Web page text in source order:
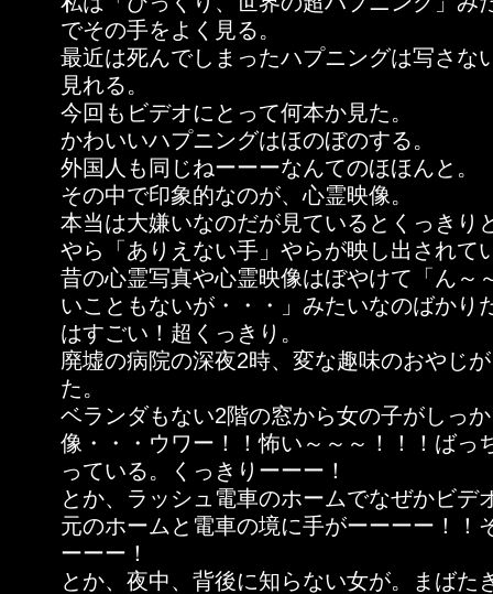
でその手をよく見る。
最近は死んでしまったハプニングは写さな
見れる。
今回もビデオにとって何本か見た。
かわいいハプニングはほのぼのする。
外国人も同じねーーーなんてのほほんと。
その中で印象的なのが、心霊映像。
本当は大嫌いなのだが見ているとくっきり
やら「ありえない手」やらが映し出されて
昔の心霊写真や心霊映像はぼやけて「ん～
いこともないが・・・」みたいなのばかり
はすごい！超くっきり。
廃墟の病院の深夜2時、変な趣味のおやじ
た。
ベランダもない2階の窓から女の子がしっ
像・・・ウワー！！怖い～～～！！！ばっ
っている。くっきりーーー！
とか、ラッシュ電車のホームでなぜかビデ
元のホームと電車の境に手がーーーー！！
ーーー！
とか、夜中、背後に知らない女が。まばた